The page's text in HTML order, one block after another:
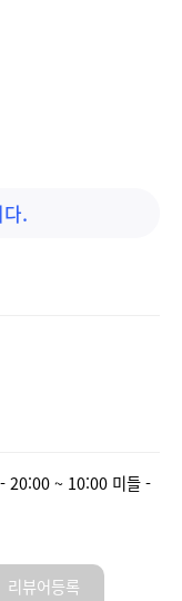
.
20:00 ~ 10:00 미들 -
리뷰어등록